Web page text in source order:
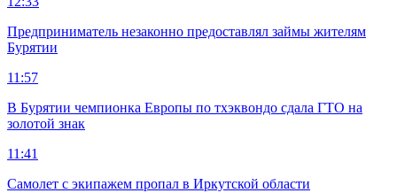
Предприниматель незаконно предоставлял займы жителям
Бурятии
11:57
В Бурятии чемпионка Европы по тхэквондо сдала ГТО на
золотой знак
11:41
Самолет с экипажем пропал в Иркутской области